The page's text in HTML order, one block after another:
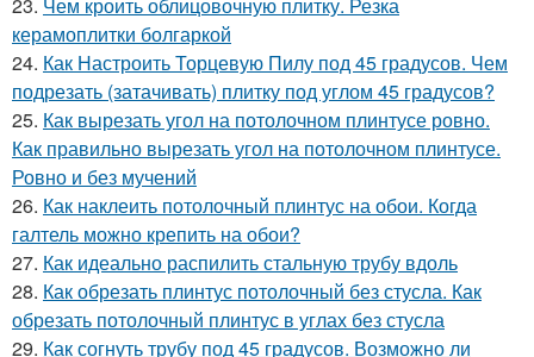
керамоплитки болгаркой
24. Как Настроить Торцевую Пилу под 45 градусов. Чем
подрезать (затачивать) плитку под углом 45 градусов?
25. Как вырезать угол на потолочном плинтусе ровно.
Как правильно вырезать угол на потолочном плинтусе.
Ровно и без мучений
26. Как наклеить потолочный плинтус на обои. Когда
галтель можно крепить на обои?
27. Как идеально распилить стальную трубу вдоль
28. Как обрезать плинтус потолочный без стусла. Как
обрезать потолочный плинтус в углах без стусла
29. Как согнуть трубу под 45 градусов. Возможно ли